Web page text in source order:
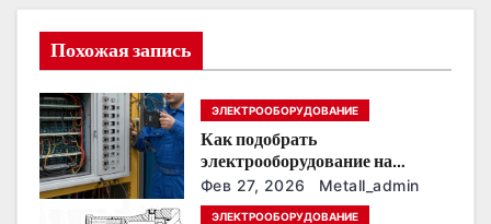
и
я
п
о
Похожая запись
ЭЛЕКТРООБОРУДОВАНИЕ
Как подобрать
электрооборудование на
предприятии под тяжелые
условия эксплуатации
Фев 27, 2026 Metall_admin
ЭЛЕКТРООБОРУДОВАНИЕ